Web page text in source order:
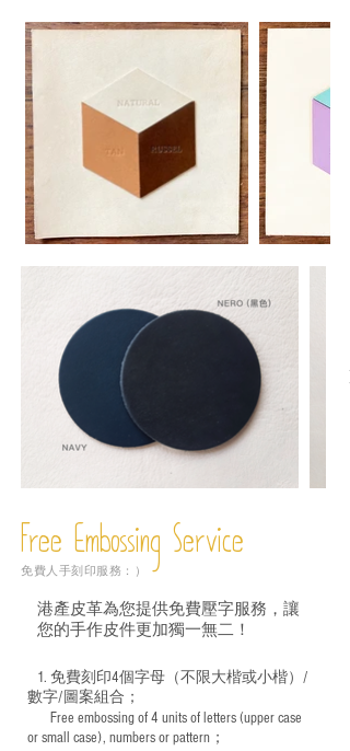
Free Embossing Service
免費人手刻印服務：）
港產皮革為您提供免費壓字服務，讓
您的手作皮件更加獨一無二！
1. 免費刻印4個字母（不限大楷或小楷）/
數字/圖案組合；
Free embossing of 4 units of letters (upper case
or small case), numbers or pattern；